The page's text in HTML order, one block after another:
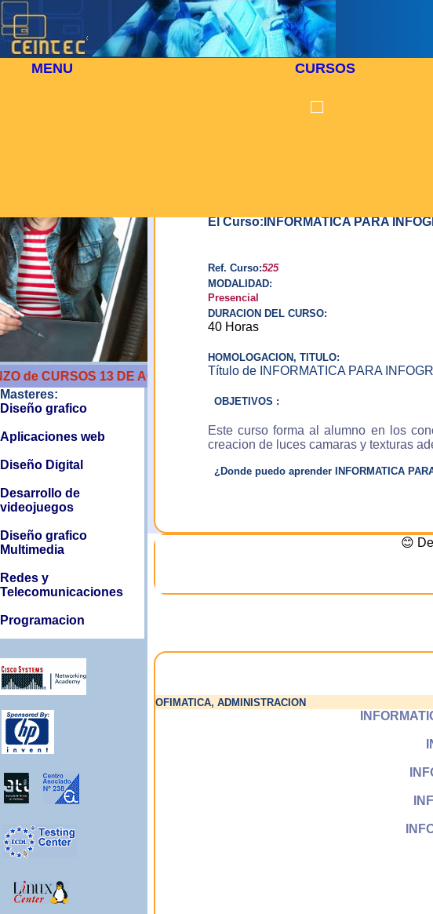
MENU CURSOS
CURSOS 13 DE AGOSTO
Masteres:
Diseño grafico
Aplicaciones web
Diseño Digital
Desarrollo de
videojuegos
Diseño grafico
Multimedia
Redes y
Telecomunicaciones
Programacion
Master de Big data
Cursos especialización:
Diseñador gráfico
Interiorista
Programador de
⬜
El Curso:INFORMATICA PARA
Ref. Curso:525
MODALIDAD:
Presencial
DURACION DEL CURSO:
40 Horas
HOMOLOGACION, TITULO:
Título de INFORMATICA PARA
OBJETIVOS :
Este curso forma al alumno en los
creacion de luces camaras y texturas
¿Donde puedo aprender INFORMATICA
😊
Usted tiene
OFIMATICA, ADMINISTRACION